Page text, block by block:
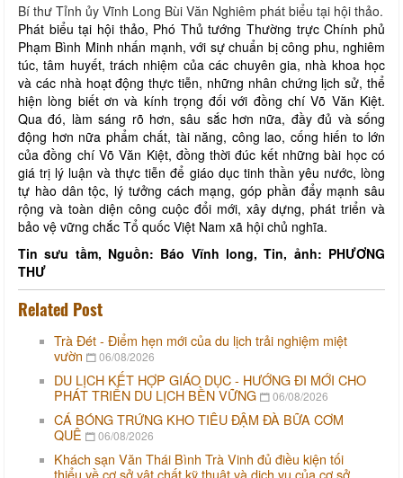
Bí thư Tỉnh ủy Vĩnh Long Bùi Văn Nghiêm phát biểu tại hội thảo.
Phát biểu tại hội thảo, Phó Thủ tướng Thường trực Chính phủ
Phạm Bình Minh nhấn mạnh, với sự chuẩn bị công phu, nghiêm
túc, tâm huyết, trách nhiệm của các chuyên gia, nhà khoa học
và các nhà hoạt động thực tiễn, những nhân chứng lịch sử, thể
hiện lòng biết ơn và kính trọng đối với đồng chí Võ Văn Kiệt.
Qua đó, làm sáng rõ hơn, sâu sắc hơn nữa, đầy đủ và sống
động hơn nữa phẩm chất, tài năng, công lao, cống hiến to lớn
của đồng chí Võ Văn Kiệt, đồng thời đúc kết những bài học có
giá trị lý luận và thực tiễn để giáo dục tinh thần yêu nước, lòng
tự hào dân tộc, lý tưởng cách mạng, góp phần đẩy mạnh sâu
rộng và toàn diện công cuộc đổi mới, xây dựng, phát triển và
bảo vệ vững chắc Tổ quốc Việt Nam xã hội chủ nghĩa.
Tin sưu tầm, Nguồn: Báo Vĩnh long, Tin, ảnh: PHƯƠNG
THƯ
Related Post
Trà Đét - Điểm hẹn mới của du lịch trải nghiệm miệt
vườn
06/08/2026
DU LỊCH KẾT HỢP GIÁO DỤC - HƯỚNG ĐI MỚI CHO
PHÁT TRIỂN DU LỊCH BỀN VỮNG
06/08/2026
CÁ BÓNG TRỨNG KHO TIÊU ĐẬM ĐÀ BỮA CƠM
QUÊ
06/08/2026
Khách sạn Văn Thái Bình Trà Vinh đủ điều kiện tối
thiểu về cơ sở vật chất kỹ thuật và dịch vụ của cơ sở